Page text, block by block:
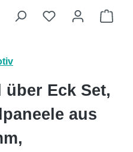
Du hast 0
über Eck Set,
aus